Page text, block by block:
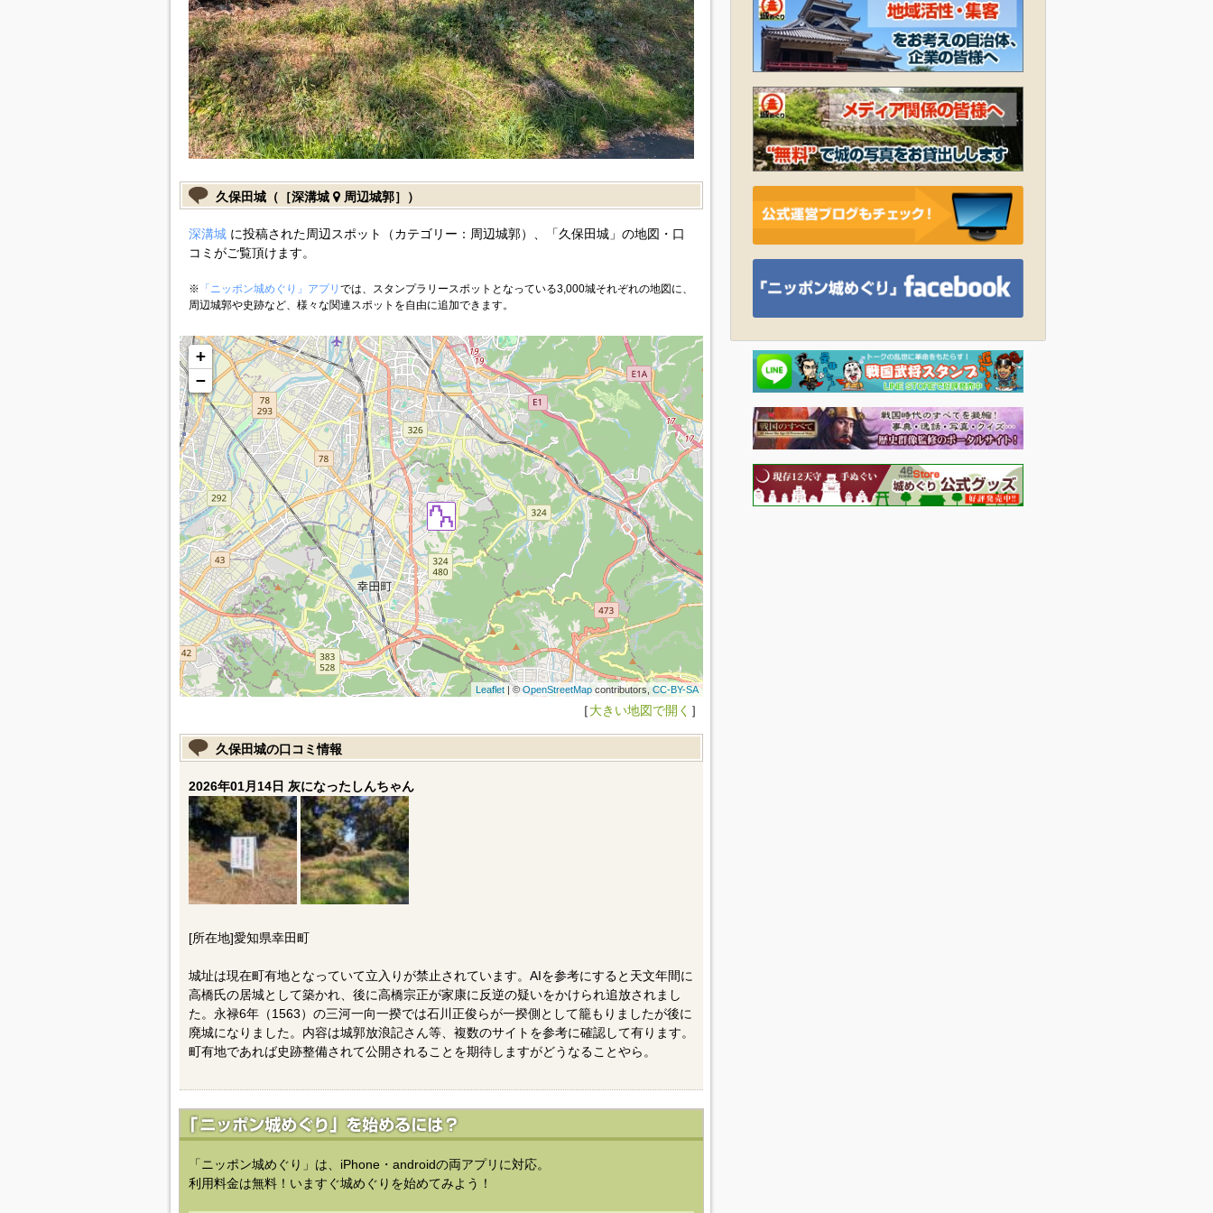
久保田城（［深溝城 周辺城郭］）
深溝城に投稿された周辺スポット（カテゴリー：周辺城郭）、「久保田城」の地図・口
コミがご覧頂けます。
※ 「ニッポン城めぐり」アプリ では、スタンプラリースポットとなっている3,000城それぞれの地図に、
周辺城郭や史跡など、様々な関連スポットを自由に追加できます。
+
−
Leaflet| ©OpenStreetMapcontributors,CC-BY-SA
［大きい地図で開く ］
久保田城の口コミ情報
2026年01月14日 灰になったしんちゃん
[所在地]愛知県幸田町
城址は現在町有地となっていて立入りが禁止されています。AIを参考にすると天文年間に
高橋氏の居城として築かれ、後に高橋宗正が家康に反逆の疑いをかけられ追放されまし
た。永禄6年（1563）の三河一向一揆では石川正俊らが一揆側として籠もりましたが後に
廃城になりました。内容は城郭放浪記さん等、複数のサイトを参考に確認して有ります。
町有地であれば史跡整備されて公開されることを期待しますがどうなることやら。
「ニッポン城めぐり」は、iPhone・androidの両アプリに対応。
利用料金は無料！いますぐ城めぐりを始めてみよう！